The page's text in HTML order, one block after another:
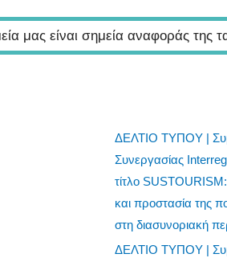
αναφοράς της ταυτότητάς
ΔΕΛΤΙΟ ΤΥΠΟΥ |
Συνεργασίας
τίτλο
και προστασία της
στη διασυνοριακή
ΔΕΛΤΙΟ ΤΥΠΟΥ |